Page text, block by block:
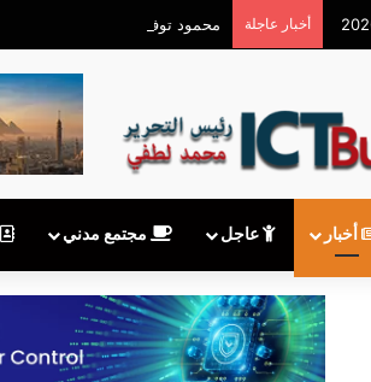
أخبار عاجلة محمود توفيق يكتب: بعد توقف MyNTRA.. هل يكفي شعار «نقوم بالتحديث»؟
أخبار عاجل مجتمع مدني